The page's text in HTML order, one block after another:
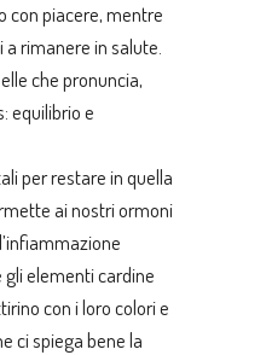
con piacere, mentre
rimanere in salute.
che pronuncia,
equilibrio e
per restare in quella
ai nostri ormoni
elementi cardine
con i loro colori e
ci spiega bene la